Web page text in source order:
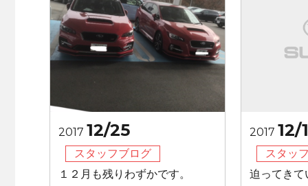
2017 12/25
スタッフブログ
１２月も残りわずかです。
2017 12/
スタッ
迫ってきて